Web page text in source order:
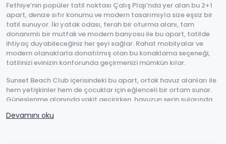
Fethiye’nin popüler tatil noktası Çalış Plajı’nda yer alan bu 2+1
apart, denize sıfır konumu ve modern tasarımıyla size eşsiz bir
tatil sunuyor. İki yatak odası, ferah bir oturma alanı, tam
donanımlı bir mutfak ve modern banyosu ile bu apart, tatilde
ihtiyaç duyabileceğiniz her şeyi sağlar. Rahat mobilyalar ve
modern olanaklarla donatılmış olan bu konaklama seçeneği,
tatilinizi evinizin konforunda geçirmenizi mümkün kılar.
Sunset Beach Club içerisindeki bu apart, ortak havuz alanları ile
hem yetişkinler hem de çocuklar için eğlenceli bir ortam sunar.
Güneşlenme alanında vakit geçirirken, havuzun serin sularında
konumu sayesinde plaja birkaç adımda ulaşabilirsiniz. Çalış
Devamını oku